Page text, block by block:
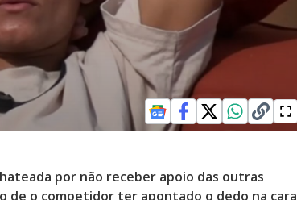
por não receber apoio das outras
de o competidor ter apontado o dedo na cara